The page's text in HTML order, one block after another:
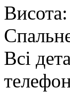
Всі